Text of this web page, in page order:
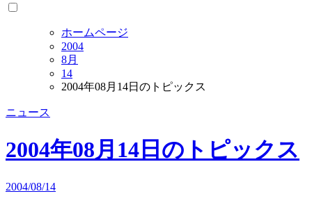
ホームページ
2004
8月
14
2004年08月14日のトピックス
ニュース
2004年08月14日のトピックス
2004/08/14